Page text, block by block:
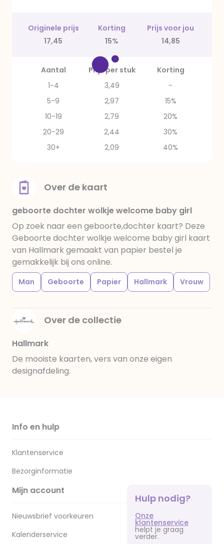
Originele prijs Korting
Prijs voor jou
17,45
15% 14,85
Aantal Prijs per stuk
Korting
1-4
3,49
-
5-9
2,97
15%
10-19
2,79
20%
20-29
2,44
30%
30+
2,09 40%
Over de kaart
geboorte dochter wolkje welcome baby girl
Op zoek naar een geboorte,dochter kaart? Deze
Geboorte dochter wolkje welcome baby girl kaart
van Hallmark gemaakt van papier bestel je
gemakkelijk bij ons online.
Man Geboorte Papier Hallmark Vrouw
Over de collectie
Hallmark
De mooiste kaarten, vers van onze eigen
designafdeling.
Info en hulp
Klantenservice
Bezorginformatie
Mijn account
Nieuwsbrief voorkeuren
Kalenderservice
Hulp nodig?
Onze
klantenservice
helpt je graag
verder.